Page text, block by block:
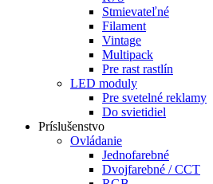
Stmievateľné
Filament
Vintage
Multipack
Pre rast rastlín
LED moduly
Pre svetelné reklamy
Do svietidiel
Príslušenstvo
Ovládanie
Jednofarebné
Dvojfarebné / CCT